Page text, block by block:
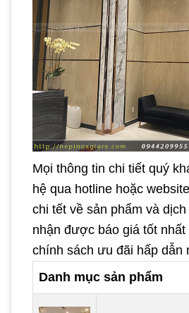
Mọi thông tin chi tiết quý
hệ qua hotline hoặc
chi tết về sản phẩm và
nhận được báo giá tốt nhất
chính sách ưu đãi hấp dẫn
Danh mục sản phẩm